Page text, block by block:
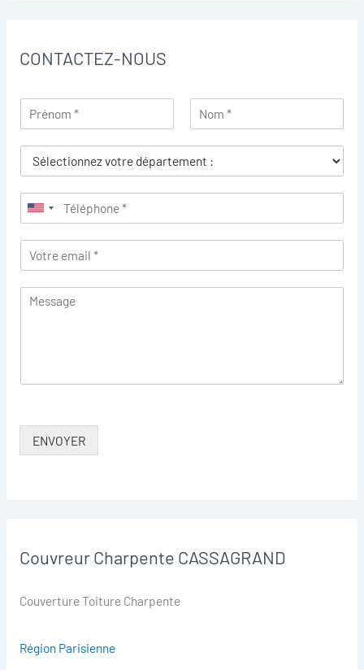
CONTACTEZ-NOUS
ENVOYER
Couvreur Charpente CASSAGRAND
Couverture Toiture Charpente
Région Parisienne